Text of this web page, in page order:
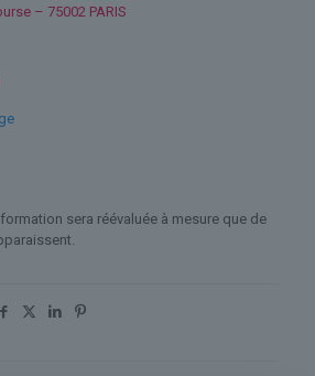
– 75002 PARIS
sera réévaluée à mesure que de